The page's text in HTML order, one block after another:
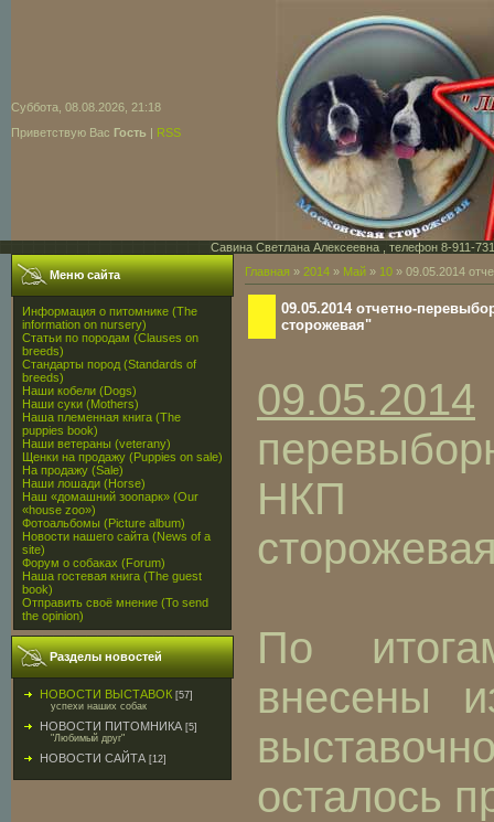
Суббота, 08.08.2026, 21:18
Приветствую Вас Гость | RSS
Савина Светлана Алексеевна , телефон 8-911-
Меню сайта
Информация о питомнике (The
information on nursery)
Статьи по породам (Clauses on
breeds)
Стандарты пород (Standards of
breeds)
Наши кобели (Dogs)
Наши суки (Mothers)
Наша племенная книга (The
puppies book)
Наши ветераны (veterany)
Щенки на продажу (Puppies on sale)
На продажу (Sale)
Наши лошади (Horse)
Наш «домашний зоопарк» (Our
«house zoo»)
Фотоальбомы (Picture album)
Новости нашего сайта (News of a
site)
Форум о собаках (Forum)
Наша гостевая книга (The guest
book)
Отправить своё мнение (To send
the opinion)
Разделы новостей
НОВОСТИ ВЫСТАВОК [57]
успехи наших собак
НОВОСТИ ПИТОМНИКА [5]
"Любимый друг"
НОВОСТИ САЙТА [12]
Главная » 2014 » Май » 10 » 09.05.2014
09.05.2014 отчетно-
сторожевая"
09.05.2014
НКП
По
внесены
осталось